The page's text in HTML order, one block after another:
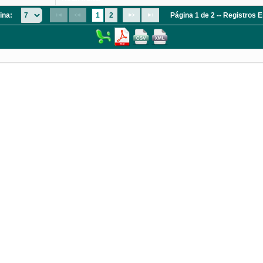
1 2 Página 1 de 2 -- Registros